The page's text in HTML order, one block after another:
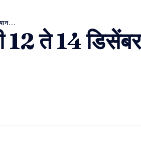
12 ते 14